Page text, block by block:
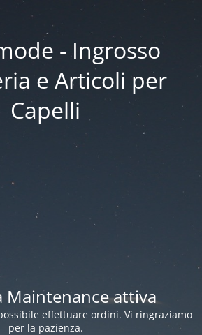
- Ingrosso
e Articoli per
Capelli
Maintenance attiva
effettuare ordini. Vi ringraziamo
per la pazienza.